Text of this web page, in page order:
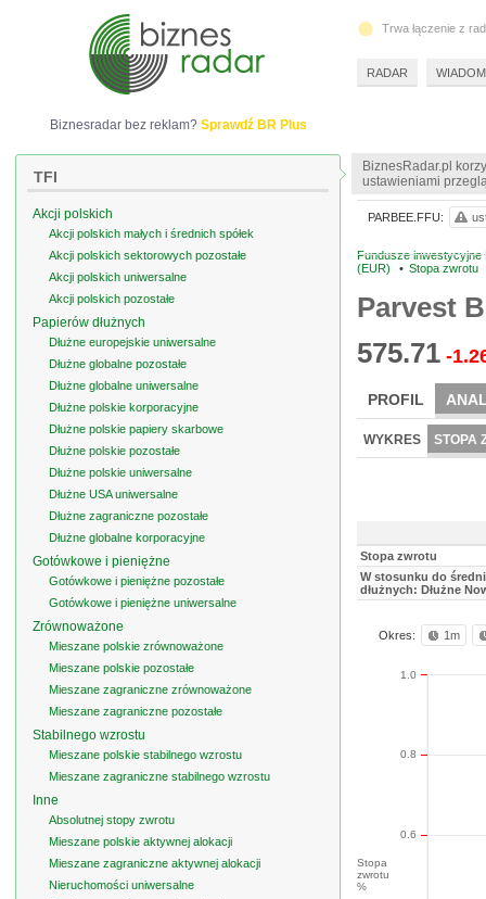
BiznesRadar.pl
ustawieniami
Fundusze inwestycyjne
(EUR)
• Stopa zwrotu
Parvest
575.71 -
PROFIL
WYKRES STOPA
Stopa zwrotu
W stosunku do
dłużnych: Dłużne
Okres: 1m
Stopa
zwrotu
%
0.6
0.8
1.0
PARBEE.FFU:
Biznesradar bez reklam? Sprawdź BR Plus
TFI
Akcji polskich
Akcji polskich małych i średnich spółek
Akcji polskich sektorowych pozostałe
Akcji polskich uniwersalne
Akcji polskich pozostałe
Papierów dłużnych
Dłużne europejskie uniwersalne
Dłużne globalne pozostałe
Dłużne globalne uniwersalne
Dłużne polskie korporacyjne
Dłużne polskie papiery skarbowe
Dłużne polskie pozostałe
Dłużne polskie uniwersalne
Dłużne USA uniwersalne
Dłużne zagraniczne pozostałe
Dłużne globalne korporacyjne
Gotówkowe i pieniężne
Gotówkowe i pieniężne pozostałe
Gotówkowe i pieniężne uniwersalne
Zrównoważone
Mieszane polskie zrównoważone
Mieszane polskie pozostałe
Mieszane zagraniczne zrównoważone
Mieszane zagraniczne pozostałe
Stabilnego wzrostu
Mieszane polskie stabilnego wzrostu
Mieszane zagraniczne stabilnego wzrostu
Inne
Absolutnej stopy zwrotu
Mieszane polskie aktywnej alokacji
Mieszane zagraniczne aktywnej alokacji
Nieruchomości uniwersalne
Trwa łączenie z
RADAR